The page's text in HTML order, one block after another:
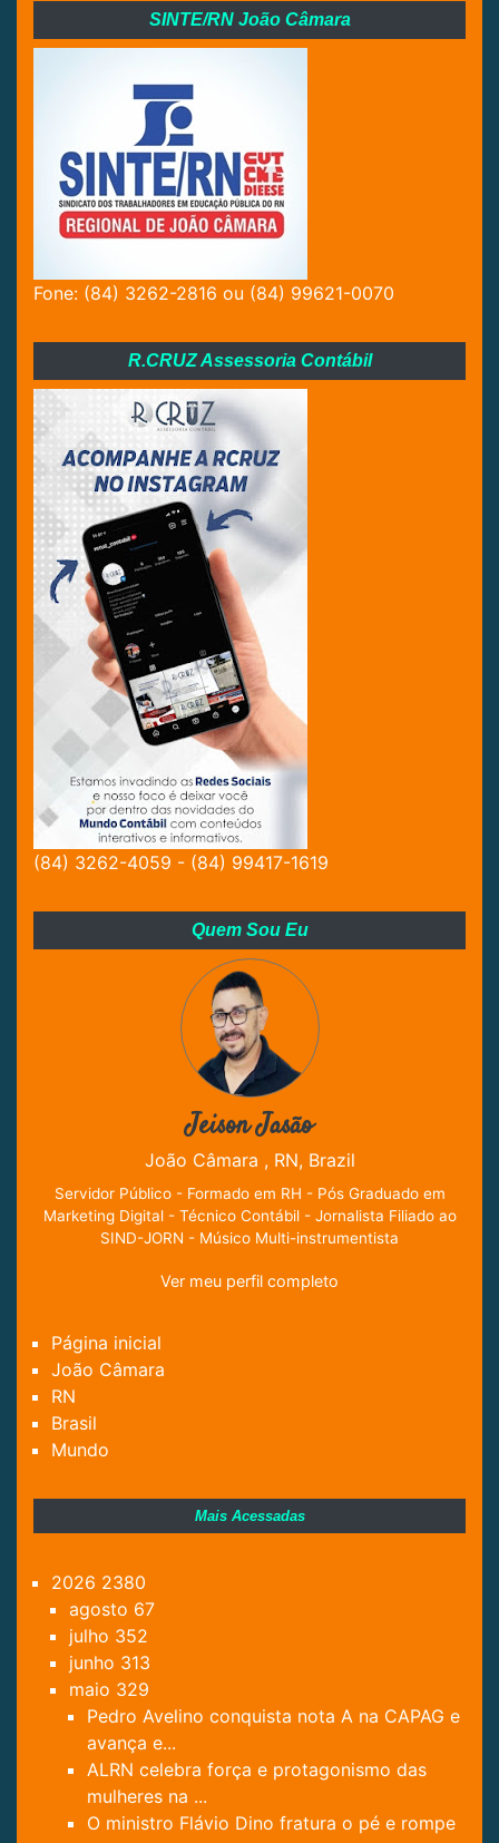
SINTE/RN João Câmara
Fone: (84) 3262-2816 ou (84) 99621-0070
R.CRUZ Assessoria Contábil
(84) 3262-4059 - (84) 99417-1619
Quem Sou Eu
Jeison Jasão
João Câmara , RN, Brazil
Servidor Público - Formado em RH - Pós Graduado em
Marketing Digital - Técnico Contábil - Jornalista Filiado ao
SIND-JORN - Músico Multi-instrumentista
Ver meu perfil completo
Página inicial
João Câmara
RN
Brasil
Mundo
Mais Acessadas
2026 2380
agosto 67
julho 352
junho 313
maio 329
Pedro Avelino conquista nota A na CAPAG e
avança e...
ALRN celebra força e protagonismo das
mulheres na ...
O ministro Flávio Dino fratura o pé e rompe